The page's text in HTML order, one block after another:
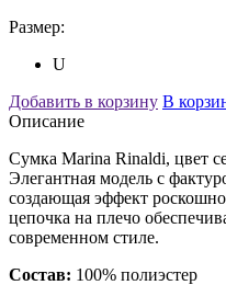
Размер:
U
Добавить в корзину В
Описание
Сумка Marina Rinaldi, цвет
Элегантная модель с
создающая эффект
цепочка на плечо
современном стиле.
Состав: 100% полиэстер